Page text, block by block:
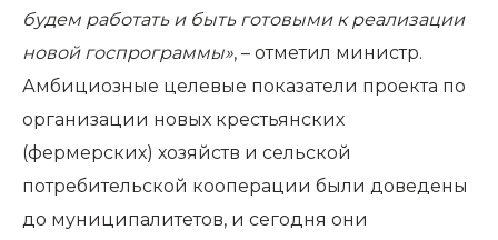
будем работать и быть готовыми к реализации
новой госпрограммы», – отметил министр.
Амбициозные целевые показатели проекта по
организации новых крестьянских
(фермерских) хозяйств и сельской
потребительской кооперации были доведены
до муниципалитетов, и сегодня они